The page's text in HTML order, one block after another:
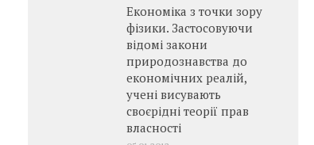
Економіка з точки зору
фізики. Застосовуючи
відомі закони
природознавства до
економічних реалій,
учені висувають
своєрідні теорії прав
власності